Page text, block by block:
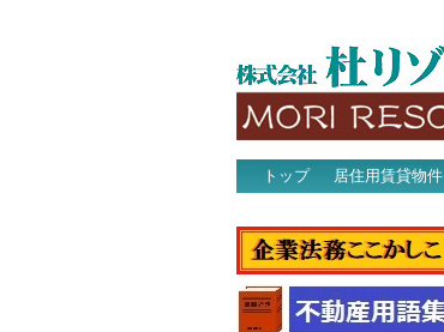
トップ 居住用賃貸物件